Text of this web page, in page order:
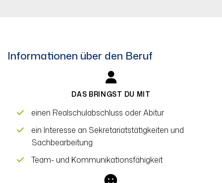
Informationen über den Beruf
DAS BRINGST DU MIT
einen Realschulabschluss oder Abitur
ein Interesse an Sekretariatstätigkeiten und
Sachbearbeitung
Team- und Kommunikationsfähigkeit